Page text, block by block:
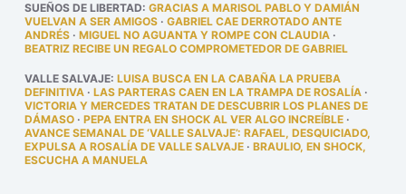
SUEÑOS DE LIBERTAD: GRACIAS A MARISOL PABLO Y DAMIÁN
VUELVAN A SER AMIGOS· GABRIEL CAE DERROTADO ANTE
ANDRÉS· MIGUEL NO AGUANTA Y ROMPE CON CLAUDIA·
BEATRIZ RECIBE UN REGALO COMPROMETEDOR DE GABRIEL
VALLE SALVAJE: LUISA BUSCA EN LA CABAÑA LA PRUEBA
DEFINITIVA· LAS PARTERAS CAEN EN LA TRAMPA DE ROSALÍA·
VICTORIA Y MERCEDES TRATAN DE DESCUBRIR LOS PLANES DE
DÁMASO· PEPA ENTRA EN SHOCK AL VER ALGO INCREÍBLE·
AVANCE SEMANAL DE ‘VALLE SALVAJE’: RAFAEL, DESQUICIADO,
EXPULSA A ROSALÍA DE VALLE SALVAJE· BRAULIO, EN SHOCK,
ESCUCHA A MANUELA